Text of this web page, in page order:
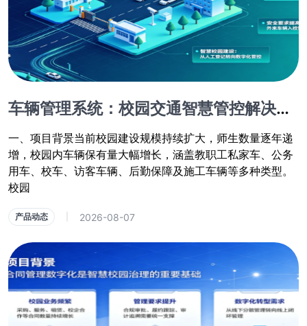
车辆管理系统：校园交通智慧管控解决方案
一、项目背景当前校园建设规模持续扩大，师生数量逐年递
增，校园内车辆保有量大幅增长，涵盖教职工私家车、公务
用车、校车、访客车辆、后勤保障及施工车辆等多种类型。
校园
产品动态 2026-08-07